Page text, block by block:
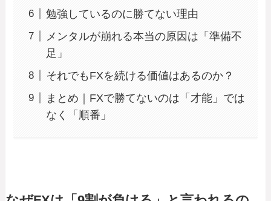
勉強しているのに勝てない理由
メンタルが崩れる本当の原因は「準備不
足」
それでもFXを続ける価値はあるのか？
まとめ｜FXで勝てないのは「才能」では
なく「順番」